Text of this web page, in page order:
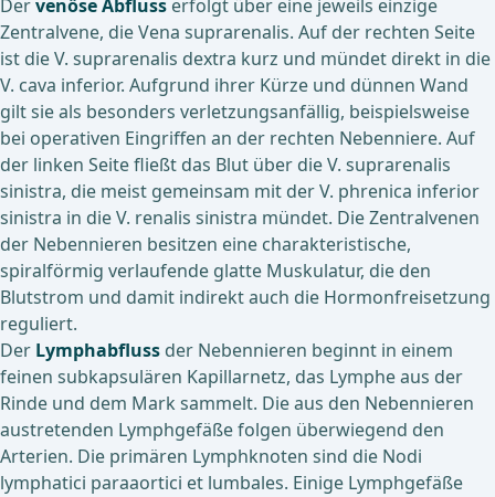
Dervenöse Abfluss erfolgt über eine jeweils einzige
Zentralvene, die Vena suprarenalis. Auf der rechten Seite
ist die V. suprarenalis dextra kurz und mündet direkt in die
V. cava inferior. Aufgrund ihrer Kürze und dünnen Wand
gilt sie als besonders verletzungsanfällig, beispielsweise
bei operativen Eingriffen an der rechten Nebenniere. Auf
der linken Seite fließt das Blut über die V. suprarenalis
sinistra, die meist gemeinsam mit der V. phrenica inferior
sinistra in die V. renalis sinistra mündet. Die Zentralvenen
der Nebennieren besitzen eine charakteristische,
spiralförmig verlaufende glatte Muskulatur, die den
Blutstrom und damit indirekt auch die Hormonfreisetzung
reguliert.
Der Lymphabfluss der Nebennieren beginnt in einem
feinen subkapsulären Kapillarnetz, das Lymphe aus der
Rinde und dem Mark sammelt. Die aus den Nebennieren
austretenden Lymphgefäße folgen überwiegend den
Arterien. Die primären Lymphknoten sind die Nodi
lymphatici paraaortici et lumbales. Einige Lymphgefäße